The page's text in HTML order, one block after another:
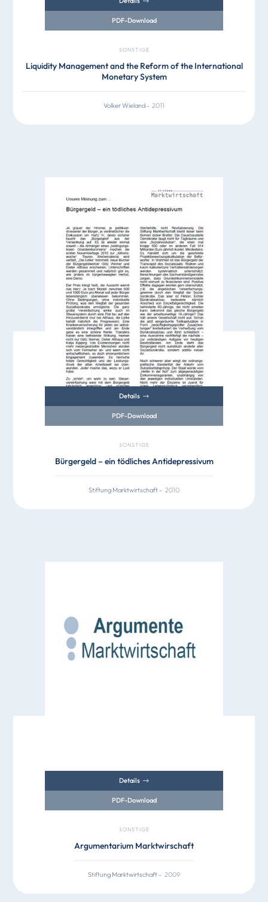
PDF-Download
SONSTIGE
Liquidity Management and the Reform of the International
Monetary System
Volker Wieland- 2011
Details
PDF-Download
SONSTIGE
Bürgergeld – ein tödliches Antidepressivum
Stiftung Marktwirtschaft - 2010
Details
PDF-Download
SONSTIGE
Argumentarium Marktwirschaft
Stiftung Marktwirtschaft - 2009